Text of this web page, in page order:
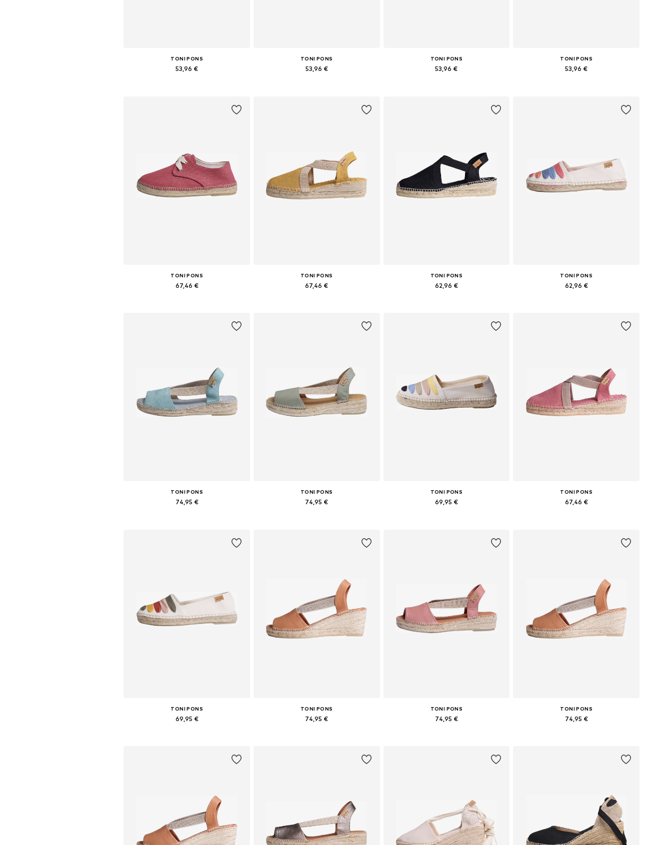
TONI PONS
53,96 €
TONI PONS
53,96 €
TONI PONS
53,96 €
TONI PONS
53,96 €
TONI PONS
67,46 €
TONI PONS
67,46 €
TONI PONS
62,96 €
TONI PONS
62,96 €
TONI PONS
74,95 €
TONI PONS
74,95 €
TONI PONS
69,95 €
TONI PONS
67,46 €
TONI PONS
69,95 €
TONI PONS
74,95 €
TONI PONS
74,95 €
TONI PONS
74,95 €